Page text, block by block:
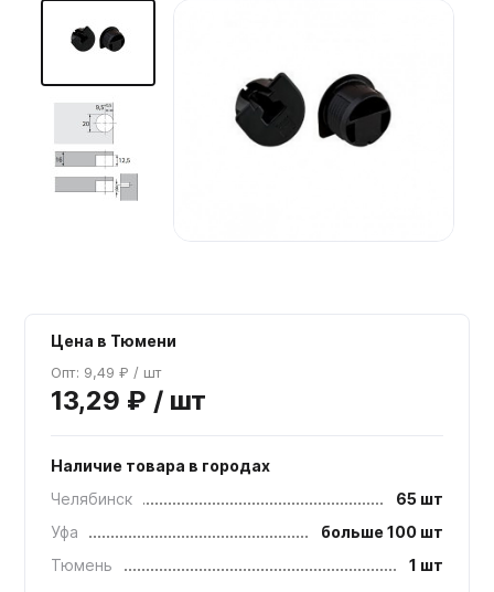
Мебельные образцы, каталоги
Цена в Тюмени
Опт: 9,49 ₽ / шт
13,29 ₽ / шт
Наличие товара в городах
Челябинск
65 шт
Уфа
больше 100 шт
Тюмень
1 шт